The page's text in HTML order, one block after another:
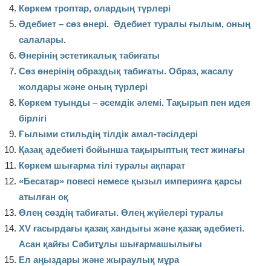
Көркем троптар, олардың түрлері
Әдебиет – сөз өнері. Әдебиет туралы ғылым, оның
салалары.
Өнерінің эстетикалық табиғаты
Сөз өнерінің образдық табиғаты. Образ, жасалу
жолдары және оның түрлері
Көркем туынды – әсемдік әлемі. Тақырып пен идея
бірлігі
Ғылыми стильдің тілдік амал-тәсілдері
Қазақ әдебиеті бойынша тақырыптық тест жинағы
Көркем шығарма тілі туралы ақпарат
«Бесатар» повесі немесе қызыл империяға қарсы
атылған оқ
Өлең сөздің табиғаты. Өлең жүйелері туралы
ХV ғасырдағы қазақ хандығы және қазақ әдебиеті.
Асан қайғы Сәбитұлы шығармашылығы
Ел аңыздары және жыраулық мұра